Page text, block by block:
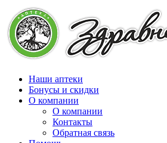
Наши аптеки
Бонусы и скидки
О компании
О компании
Контакты
Обратная связь